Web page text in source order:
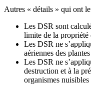
Autres « détails » qui ont
Les DSR sont
limite de la propriété
Les DSR ne
aériennes des plantes
Les DSR ne
destruction et à la
organismes nuisibles